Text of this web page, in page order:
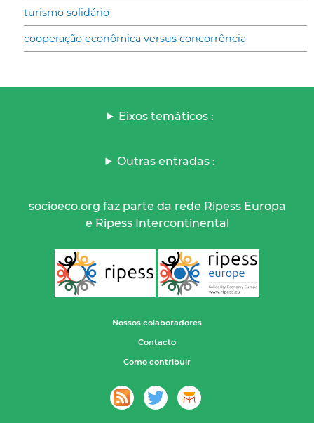
turismo solidário
cooperação econômica versus concorrência
Eixos temáticos :
Outras entradas :
socioeco.org faz parte da rede Ripess Europa
e Ripess Intercontinental
Nossos colaboradores
Contacto
Como contribuir